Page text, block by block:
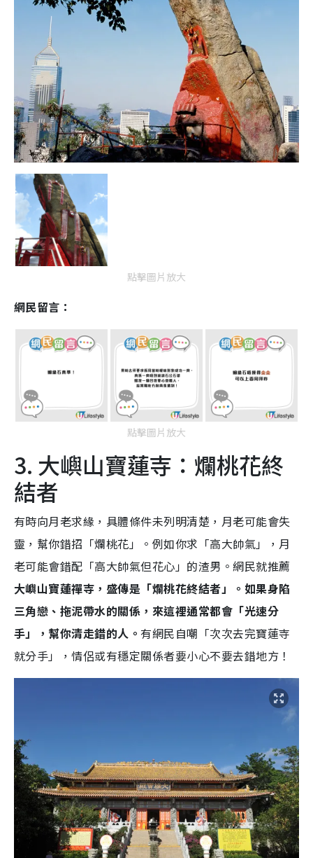
點擊圖片放大
網民留言：
點擊圖片放大
3. 大嶼山寶蓮寺：爛桃花終
結者
有時向月老求緣，具體條件未列明清楚，月老可能會失
靈，幫你錯招「爛桃花」。例如你求「高大帥氣」，月
老可能會錯配「高大帥氣但花心」的渣男。網民就推薦
大嶼山寶蓮禪寺，盛傳是「爛桃花終結者」。如果身陷
三角戀、拖泥帶水的關係，來這裡通常都會「光速分
手」，幫你清走錯的人。 有網民自嘲「次次去完寶蓮寺
就分手」，情侶或有穩定關係者要小心不要去錯地方！